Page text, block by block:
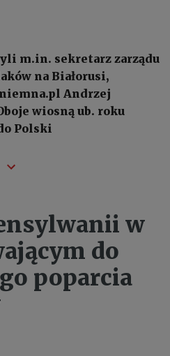
m.in. sekretarz zarządu
na Białorusi,
Andrzej
wiosną ub. roku
Polski
w
do
poparcia